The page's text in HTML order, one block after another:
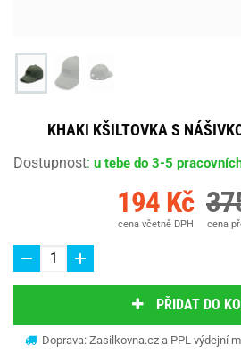
KHAKI KŠILTOVKA S
Dostupnost: u tebe do 3-5
194 Kč
cena včetně DPH cena
PŘIDAT DO
Doprava: Zasilkovna.cz a PPL výdejní